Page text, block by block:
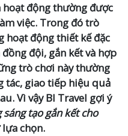
động thường được
việc. Trong đó trò
động thiết kế đặc
đội, gắn kết và hợp
trò chơi này thường
tác, giao tiếp hiệu quả
Vì vậy BI Travel gợi ý
tạo gắn kết cho
chọn.